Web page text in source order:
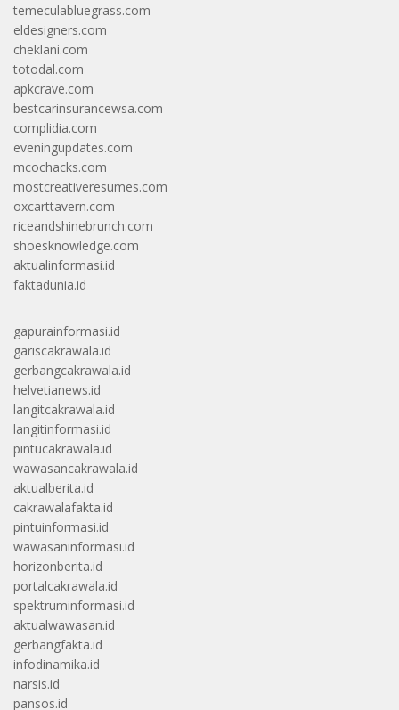
temeculabluegrass.com
eldesigners.com
cheklani.com
totodal.com
apkcrave.com
bestcarinsurancewsa.com
complidia.com
eveningupdates.com
mcochacks.com
mostcreativeresumes.com
oxcarttavern.com
riceandshinebrunch.com
shoesknowledge.com
aktualinformasi.id
faktadunia.id
gapurainformasi.id
gariscakrawala.id
gerbangcakrawala.id
helvetianews.id
langitcakrawala.id
langitinformasi.id
pintucakrawala.id
wawasancakrawala.id
aktualberita.id
cakrawalafakta.id
pintuinformasi.id
wawasaninformasi.id
horizonberita.id
portalcakrawala.id
spektruminformasi.id
aktualwawasan.id
gerbangfakta.id
infodinamika.id
narsis.id
pansos.id